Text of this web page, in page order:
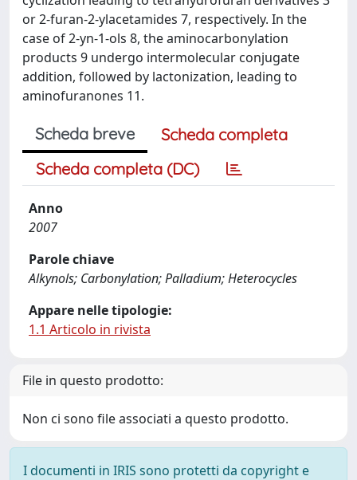
or 2-furan-2-ylacetamides 7, respectively. In the
case of 2-yn-1-ols 8, the aminocarbonylation
products 9 undergo intermolecular conjugate
addition, followed by lactonization, leading to
aminofuranones 11.
Scheda breve
Scheda completa
Scheda completa (DC)
Anno
2007
Parole chiave
Alkynols; Carbonylation; Palladium; Heterocycles
Appare nelle tipologie:
1.1 Articolo in rivista
File in questo prodotto:
Non ci sono file associati a questo prodotto.
I documenti in IRIS sono protetti da copyright e